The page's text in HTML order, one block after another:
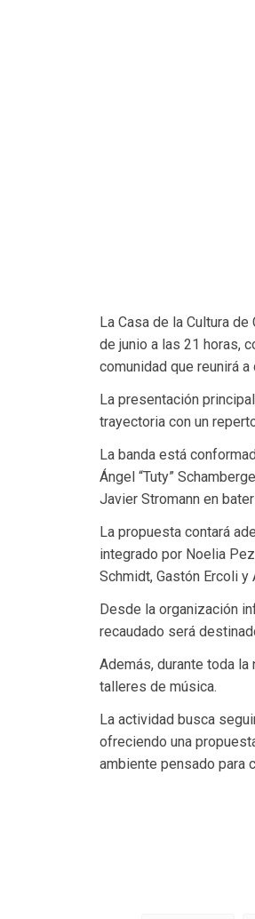
La Casa de la Cultura
de junio a las 21 horas,
comunidad que reunirá
La presentación
trayectoria con un
La banda está
Ángel “Tuty”
Javier Stromann en
La propuesta contará
integrado por Noelia
Schmidt, Gastón Ercoli y
Desde la organización
recaudado será
Además, durante toda
talleres de música.
La actividad busca
ofreciendo una
ambiente pensado para